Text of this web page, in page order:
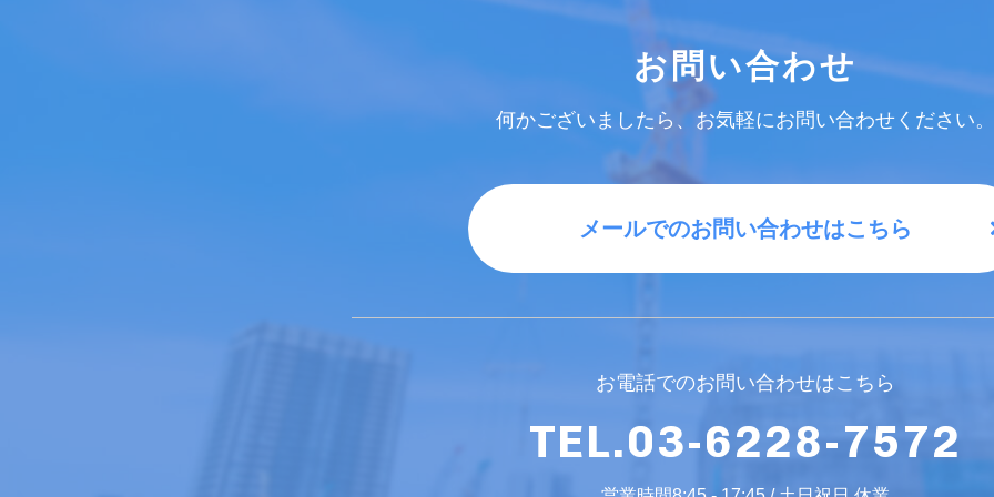
お問い合わせ
何かございましたら、お気軽にお問い合わせください。
メールでのお問い合わせはこちら
お電話でのお問い合わせはこちら
TEL.03-6228-7572